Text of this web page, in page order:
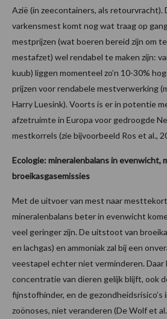
Azië (in zeecontainers, als retourvracht).
varkensmest komt nog wat traag op
mestprijzen (wat boeren bereid zijn om
mestafzet) wel rendabel te maken zijn:
kuub) liggen momenteel zo’n 10-30%
prijzen voor rendabele mestverwerking
Harry Luesink). Voorts is er in potentie
afzetruimte in Europa voor gedroogde
mestkorrels (zie bijvoorbeeld Ros et al.,
Ecologie: mineralenbalans in evenwicht,
broeikasgasemissies
Met de uitvoer van mest naar
mineralenbalans beter in evenwicht
veel geringer zijn. De uitstoot van
en lachgas) en ammoniak zal bij een
veestapel echter niet verminderen. Daar
concentratie van dieren gelijk blijft, ook
fijnstofhinder, en de gezondheidsrisico’s
zoönoses, niet veranderen (De Wolf et